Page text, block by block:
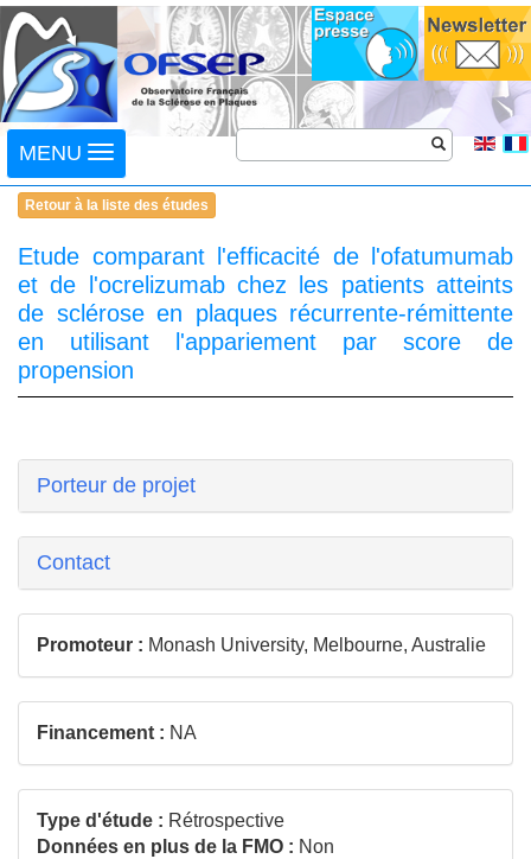
Toggle
navigation
MENU
Retour à la liste des études
Etude comparant l'efficacité de l'ofatumumab
et de l'ocrelizumab chez les patients atteints
de sclérose en plaques récurrente-rémittente
en utilisant l'appariement par score de
propension
Porteur de projet
Contact
Promoteur : Monash University, Melbourne, Australie
Financement : NA
Type d'étude : Rétrospective
Données en plus de la FMO : Non